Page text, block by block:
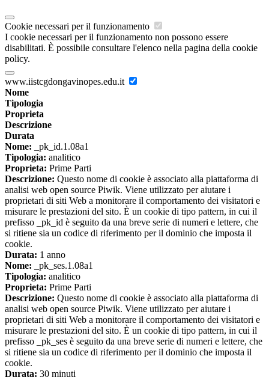
Cookie necessari per il funzionamento
I cookie necessari per il funzionamento non possono essere
disabilitati. È possibile consultare l'elenco nella pagina della cookie
policy.
www.iistcgdongavinopes.edu.it
Nome
Tipologia
Proprieta
Descrizione
Durata
Nome: _pk_id.1.08a1
Tipologia: analitico
Proprieta: Prime Parti
Descrizione: Questo nome di cookie è associato alla piattaforma di
analisi web open source Piwik. Viene utilizzato per aiutare i
proprietari di siti Web a monitorare il comportamento dei visitatori e
misurare le prestazioni del sito. È un cookie di tipo pattern, in cui il
prefisso _pk_id è seguito da una breve serie di numeri e lettere, che
si ritiene sia un codice di riferimento per il dominio che imposta il
cookie.
Durata: 1 anno
Nome: _pk_ses.1.08a1
Tipologia: analitico
Proprieta: Prime Parti
Descrizione: Questo nome di cookie è associato alla piattaforma di
analisi web open source Piwik. Viene utilizzato per aiutare i
proprietari di siti Web a monitorare il comportamento dei visitatori e
misurare le prestazioni del sito. È un cookie di tipo pattern, in cui il
prefisso _pk_ses è seguito da una breve serie di numeri e lettere, che
si ritiene sia un codice di riferimento per il dominio che imposta il
cookie.
Durata: 30 minuti